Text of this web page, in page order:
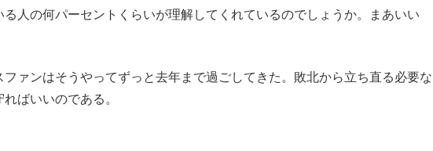
る人の何パーセントくらいが理解してくれているのでしょうか。まあいい
ァンはそうやってずっと去年まで過ごしてきた。敗北から立ち直る必要な
ばいいのである。